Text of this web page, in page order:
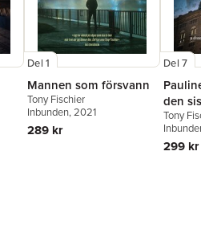
Del 1
Mannen som försvann
Tony Fischier
Inbunden, 2021
289 kr
Del 7
den
Tony
299 kr